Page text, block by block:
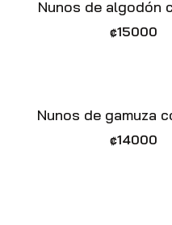
Nunos de algodón
₡15000
Nunos de gamuza
₡14000